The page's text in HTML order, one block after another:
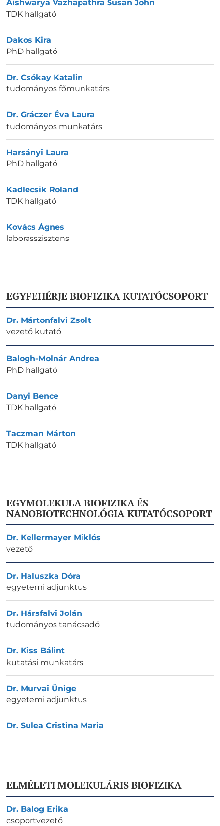
Aishwarya Vazhapathra Susan John
TDK hallgató
Dakos Kira
PhD hallgató
Dr. Csókay Katalin
tudományos főmunkatárs
Dr. Gráczer Éva Laura
tudományos munkatárs
Harsányi Laura
PhD hallgató
Kadlecsik Roland
TDK hallgató
Kovács Ágnes
laborasszisztens
EGYFEHÉRJE BIOFIZIKA KUTATÓCSOPORT
Dr. Mártonfalvi Zsolt
vezető kutató
Balogh-Molnár Andrea
PhD hallgató
Danyi Bence
TDK hallgató
Taczman Márton
TDK hallgató
EGYMOLEKULA BIOFIZIKA ÉS
NANOBIOTECHNOLÓGIA KUTATÓCSOPORT
Dr. Kellermayer Miklós
vezető
Dr. Haluszka Dóra
egyetemi adjunktus
Dr. Hársfalvi Jolán
tudományos tanácsadó
Dr. Kiss Bálint
kutatási munkatárs
Dr. Murvai Ünige
egyetemi adjunktus
Dr. Sulea Cristina Maria
ELMÉLETI MOLEKULÁRIS BIOFIZIKA
Dr. Balog Erika
csoportvezető